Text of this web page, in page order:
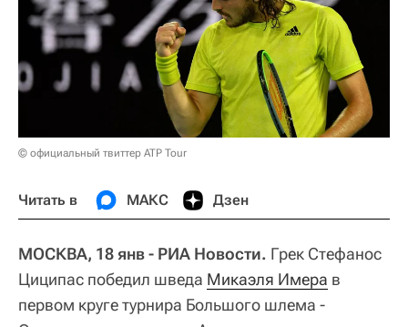
© официальный твиттер ATP Tour
Читать в МАКС Дзен
МОСКВА, 18 янв - РИА Новости. Грек Стефанос
Циципас победил шведа Микаэля Имера в
первом круге турнира Большого шлема -